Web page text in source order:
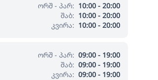
ორშ - პარ: 10:00 - 20:00
შაბ: 10:00 - 20:00
კვირა: 10:00 - 20:00
ორშ - პარ: 09:00 - 19:00
შაბ: 09:00 - 19:00
კვირა: 09:00 - 19:00